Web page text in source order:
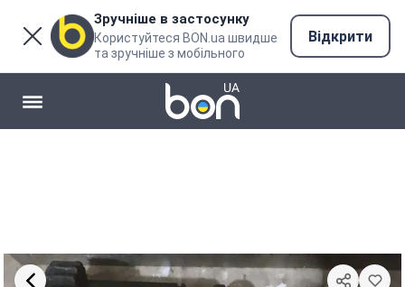
Зручніше в застосунку
Користуйтеся BON.ua швидше
та зручніше з мобільного
Відкрити